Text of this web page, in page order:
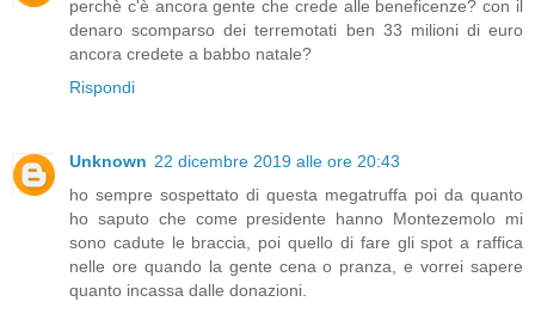
perchè c'è ancora gente che crede alle beneficenze? con il
denaro scomparso dei terremotati ben 33 milioni di euro
ancora credete a babbo natale?
Rispondi
Unknown 22 dicembre 2019 alle ore 20:43
ho sempre sospettato di questa megatruffa poi da quanto
ho saputo che come presidente hanno Montezemolo mi
sono cadute le braccia, poi quello di fare gli spot a raffica
nelle ore quando la gente cena o pranza, e vorrei sapere
quanto incassa dalle donazioni.